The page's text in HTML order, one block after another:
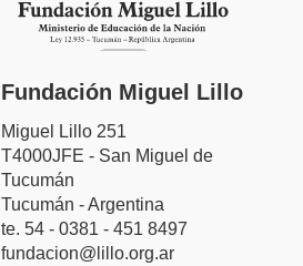
Fundación Miguel Lillo
Miguel Lillo 251
T4000JFE - San Miguel de
Tucumán
Tucumán - Argentina
te. 54 - 0381 - 451 8497
fundacion@lillo.org.ar